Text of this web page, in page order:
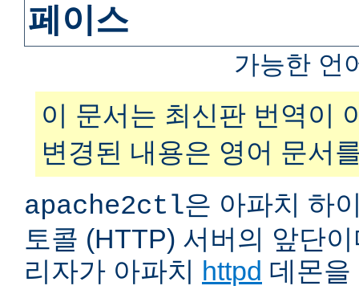
페이스
가능한 언
이 문서는 최신판 번역이
변경된 내용은 영어 문서
apache2ctl은 아파치 하
토콜 (HTTP) 서버의 앞단
리자가 아파치 httpd 데몬을